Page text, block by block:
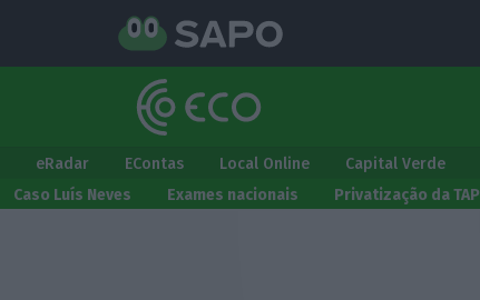
eRadar EContas Local Online Capital Verde
Caso Luís Neves Exames nacionais Privatização da TAP